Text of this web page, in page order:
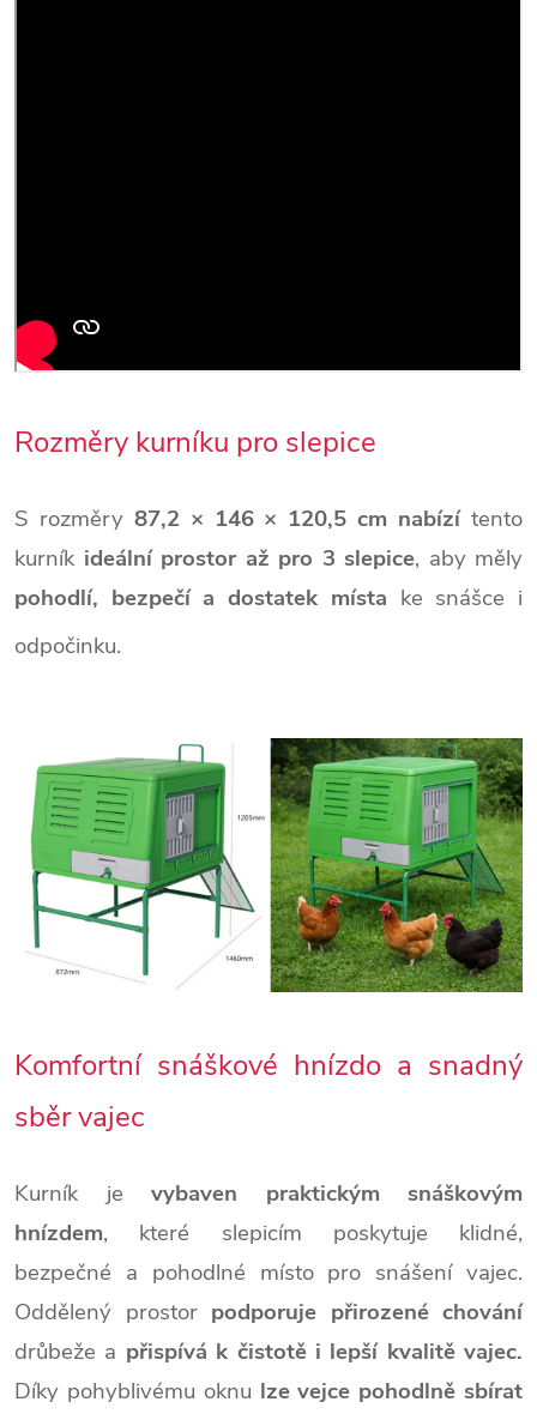
Rozměry kurníku pro slepice
S rozměry 87,2 × 146 × 120,5 cm nabízítento
kurník ideální prostor až pro 3 slepice, aby měly
pohodlí, bezpečí a dostatek místa ke snášce i
odpočinku.
Komfortní snáškové hnízdo a snadný
sběr vajec
Kurník je vybaven praktickým snáškovým
hnízdem, které slepicím poskytuje klidné,
bezpečné a pohodlné místo pro snášení vajec.
Oddělený prostor podporuje přirozené chování
drůbeže a přispívá k čistotě i lepší kvalitě vajec.
Díky pohyblivému oknu lze vejce pohodlně sbírat